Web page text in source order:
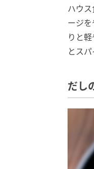
ハウ
ージ
りと
とス
だし